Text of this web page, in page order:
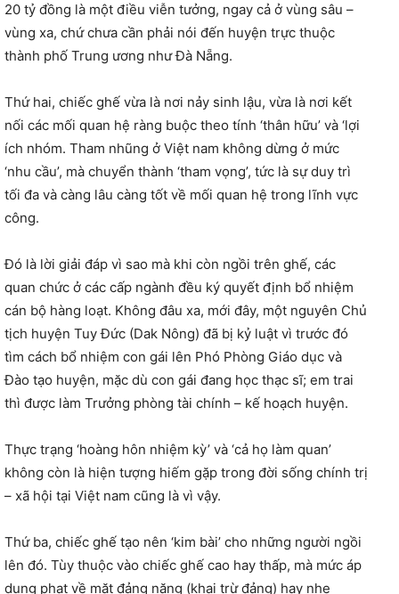
20 tỷ đồng là một điều viễn tưởng, ngay cả ở vùng sâu –
vùng xa, chứ chưa cần phải nói đến huyện trực thuộc
thành phố Trung ương như Đà Nẵng.
Thứ hai, chiếc ghế vừa là nơi nảy sinh lậu, vừa là nơi kết
nối các mối quan hệ ràng buộc theo tính ‘thân hữu’ và ‘lợi
ích nhóm. Tham nhũng ở Việt nam không dừng ở mức
‘nhu cầu’, mà chuyển thành ‘tham vọng’, tức là sự duy trì
tối đa và càng lâu càng tốt về mối quan hệ trong lĩnh vực
công.
Đó là lời giải đáp vì sao mà khi còn ngồi trên ghế, các
quan chức ở các cấp ngành đều ký quyết định bổ nhiệm
cán bộ hàng loạt. Không đâu xa, mới đây, một nguyên Chủ
tịch huyện Tuy Đức (Dak Nông) đã bị kỷ luật vì trước đó
tìm cách bổ nhiệm con gái lên Phó Phòng Giáo dục và
Đào tạo huyện, mặc dù con gái đang học thạc sĩ; em trai
thì được làm Trưởng phòng tài chính – kế hoạch huyện.
Thực trạng ‘hoàng hôn nhiệm kỳ’ và ‘cả họ làm quan’
không còn là hiện tượng hiếm gặp trong đời sống chính trị
– xã hội tại Việt nam cũng là vì vậy.
Thứ ba, chiếc ghế tạo nên ‘kim bài’ cho những người ngồi
lên đó. Tùy thuộc vào chiếc ghế cao hay thấp, mà mức áp
dụng phạt về mặt đảng nặng (khai trừ đảng) hay nhẹ